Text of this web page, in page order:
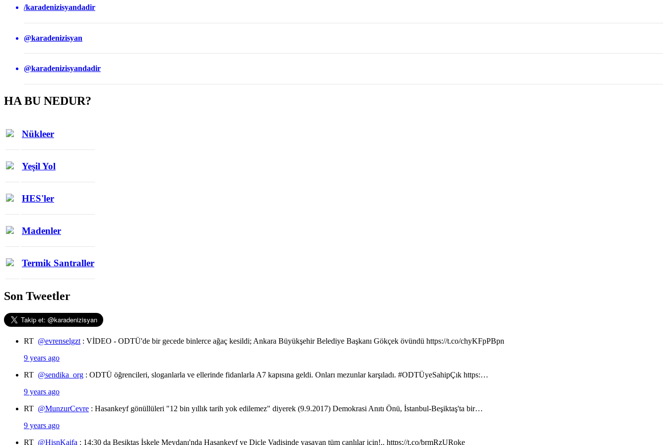
/karadenizisyandadir
@karadenizisyan
@karadenizisyandadir
HA BU NEDUR?
Nükleer
Yeşil Yol
HES'ler
Madenler
Termik Santraller
Son Tweetler
RT @evrenselgzt : VİDEO - ODTÜ'de bir gecede binlerce ağaç kesildi; Ankara Büyükşehir Belediye Başkanı Gökçek övündü https://t.co/chyKFpPBpn
9 years ago
RT @sendika_org : ODTÜ öğrencileri, sloganlarla ve ellerinde fidanlarla A7 kapısına geldi. Onları mezunlar karşıladı. #ODTÜyeSahipÇık https:…
9 years ago
RT @MunzurCevre : Hasankeyf gönüllüleri "12 bin yıllık tarih yok edilemez" diyerek (9.9.2017) Demokrasi Anıtı Önü, İstanbul-Beşiktaş'ta bir…
9 years ago
RT @HisnKaifa : 14:30 da Beşiktaş İskele Meydanı'nda Hasankeyf ve Dicle Vadisinde yaşayan tüm canlılar için!.. https://t.co/brmRzURoke